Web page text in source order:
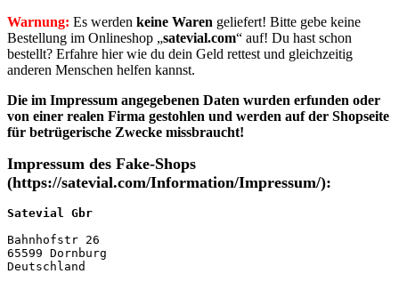
Warnung: Es werden keine Waren geliefert! Bitte gebe keine
Bestellung im Onlineshop „satevial.com“ auf! Du hast schon
bestellt? Erfahre hier wie du dein Geld rettest und gleichzeitig
anderen Menschen helfen kannst.
Die im Impressum angegebenen Daten wurden erfunden oder
von einer realen Firma gestohlen und werden auf der Shopseite
für betrügerische Zwecke missbraucht!
Impressum des Fake-Shops
(https://satevial.com/Information/Impressum/):
Satevial Gbr
Bahnhofstr 26
65599 Dornburg
Deutschland